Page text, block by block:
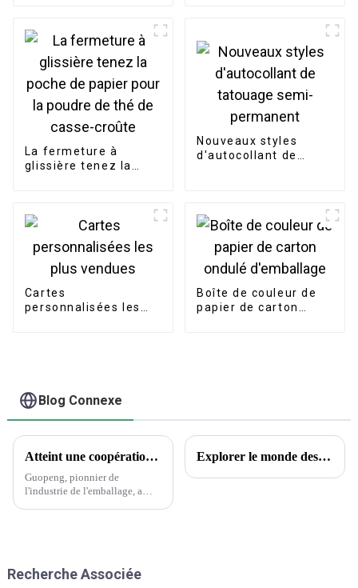
La fermeture à
glissière tenez la
Nouveaux styles
d'autocollant de
Cartes
personnalisées les
Boîte de couleur de
papier de carton
Blog Connexe
Atteint une coopération historique avec Wanglaoji
Guopeng, pionnier de
l'industrie de l'emballage, a
l'entreprise envers...
Explorer le monde des tatouages ​​temporaires : aperçus encrés et questions courantes
Recherche Associée